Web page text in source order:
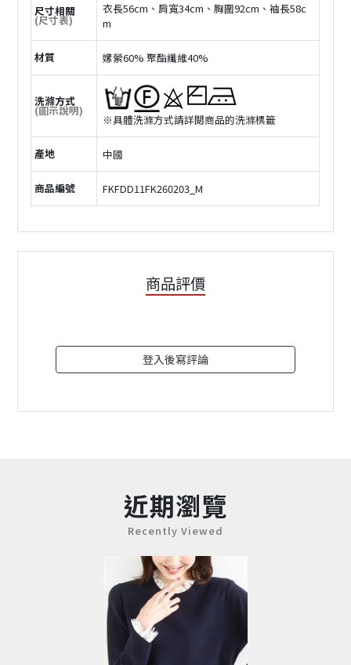
尺寸相關
(尺寸表)
衣長56cm、肩寬34cm、胸圍92cm、袖長58c
m
材質 嫘縈60% 聚酯纖維40%
洗滌方式
(圖示說明)
※具體洗滌方式請詳閲商品的洗滌標籤
產地 中國
商品編號 FKFDD11FK260203_M
商品評價
登入後寫評論
近期瀏覽
Recently Viewed